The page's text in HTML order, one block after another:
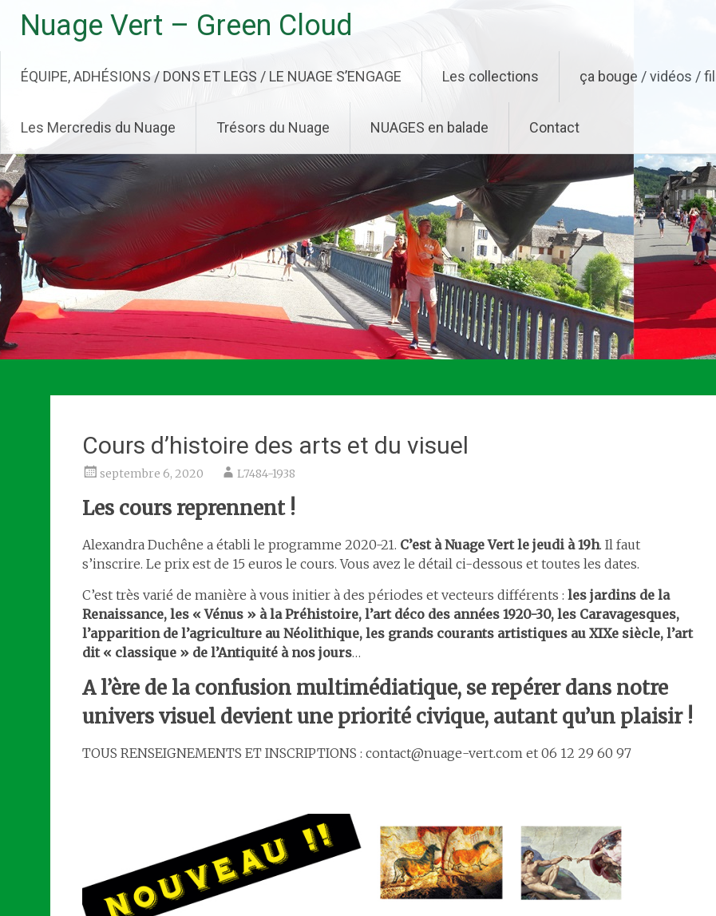
contenu
principal
Nuage Vert – Green Cloud
ÉQUIPE, ADHÉSIONS / DONS ET LEGS / LE NUAGE S’ENGAGE Les collections ça bouge / vidéos /
Les Mercredis du Nuage Trésors du Nuage NUAGES en balade Contact
Cours d’histoire des arts et du visuel
septembre 6, 2020 L7484-1938
Les cours reprennent !
Alexandra Duchêne a établi le programme 2020-21. C’est à Nuage Vert le jeudi à 19h. Il faut
s’inscrire. Le prix est de 15 euros le cours. Vous avez le détail ci-dessous et toutes les dates.
C’est très varié de manière à vous initier à des périodes et vecteurs différents : les jardins de la
Renaissance, les « Vénus » à la Préhistoire, l’art déco des années 1920-30, les Caravagesques,
l’apparition de l’agriculture au Néolithique, les grands courants artistiques au XIXe siècle, l’art
dit « classique » de l’Antiquité à nos jours…
A l’ère de la confusion multimédiatique, se repérer dans notre
univers visuel devient une priorité civique, autant qu’un plaisir !
TOUS RENSEIGNEMENTS ET INSCRIPTIONS : contact@nuage-vert.com et 06 12 29 60 97